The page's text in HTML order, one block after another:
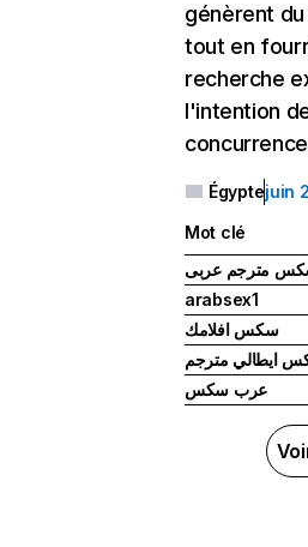
génèrent
tout en
recherche
l'intention
Égyptejuin
Mot clé
مترجم عربى
arabsex1
سكس افلامك
ايطالي مترجم
عرب سكس